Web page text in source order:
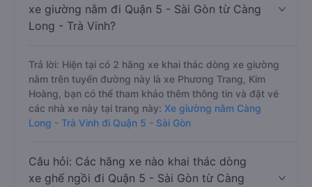
xe giường nằm đi Quận 5 - Sài Gòn từ Càng
Long - Trà Vinh?
Trả lời: Hiện tại có 2 hãng xe khai thác dòng xe giường
nằm trên tuyến đường này là xe Phương Trang, Kim
Hoàng, bạn có thể tham khảo thêm thông tin và đặt vé
các nhà xe này tại trang này: Xe giường nằm Càng
Long - Trà Vinh đi Quận 5 - Sài Gòn
Câu hỏi: Các hãng xe nào khai thác dòng
xe ghế ngồi đi Quận 5 - Sài Gòn từ Càng